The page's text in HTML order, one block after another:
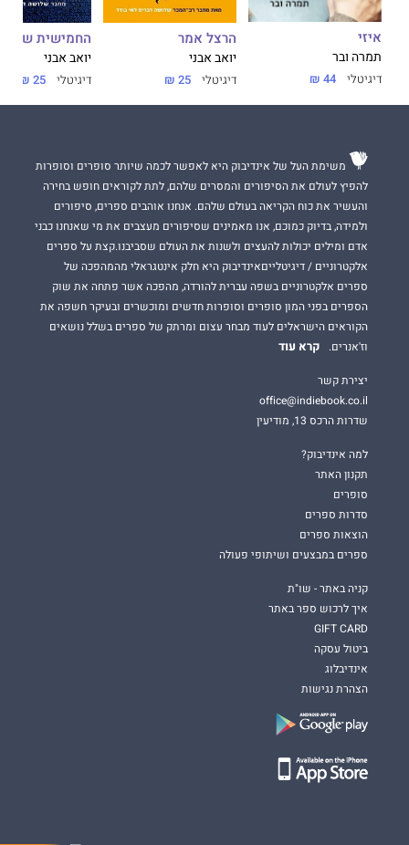
איזי
תמרה ובר
דיגיטלי 44 ₪
הרצל אמר
יואב אבני
דיגיטלי 25 ₪
החמישית של
יואב אבני
דיגיטלי 25 ₪
משימת העל של אינדיבוק היא לאפשר לכמה שיותר סופרים וסופרות
להפיץ לעולם את הסיפורים והמסרים שלהם, לתת לקוראים חופש בחירה
והעשיר את כוח הקריאה בעולם שלהם. אנחנו אוהבים ספרים, סיפורים
ולמידה, בדיוק כמוכם, אנו מאמינים שסיפורים מעצבים את מי שאנחנו כבני
אדם ומילים יכולות להעצים ולשנות את העולם שסביבנו.קצת על ספרים
אלקטרוניים / דיגיטלייםאינדיבוק היא חלק אינטגראלי מהמהפכה של
ספרים אלקטרוניים בשפה עברית להורדה, מהפכה אשר פתחה את שוק
הספרים בפני המון סופרים וסופרות חדשים ומוכשרים ובעיקר חשפה את
הקוראים הישראלים לעוד מבחר עצום ומרתק של ספרים בשלל נושאים
וז'אנרים.
קרא עוד
יצירת קשר
office@indiebook.co.il
שדרות הרכס 13, מודיעין
למה אינדיבוק?
תקנון האתר
סופרים
סדרות ספרים
הוצאות ספרים
ספרים במבצעים ושיתופי פעולה
קניה באתר - שו"ת
איך לרכוש ספר באתר
GIFT CARD
ביטול עסקה
אינדיבלוג
הצהרת נגישות